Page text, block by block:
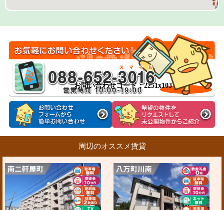
お問い合わせコード：2251x103
周辺のオススメ賃貸